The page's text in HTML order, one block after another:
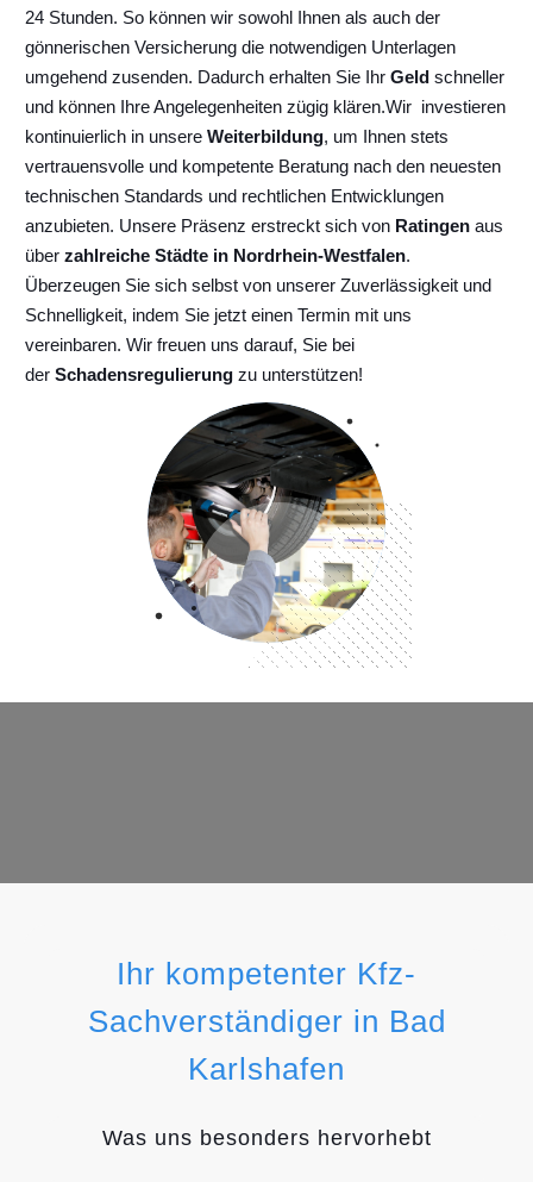
24 Stunden. So können wir sowohl Ihnen als auch der
gönnerischen Versicherung die notwendigen Unterlagen
umgehend zusenden. Dadurch erhalten Sie Ihr Geld schneller
und können Ihre Angelegenheiten zügig klären.Wir investieren
kontinuierlich in unsere Weiterbildung, um Ihnen stets
vertrauensvolle und kompetente Beratung nach den neuesten
technischen Standards und rechtlichen Entwicklungen
anzubieten. Unsere Präsenz erstreckt sich von Ratingen aus
über zahlreiche Städte in Nordrhein-Westfalen.
Überzeugen Sie sich selbst von unserer Zuverlässigkeit und
Schnelligkeit, indem Sie jetzt einen Termin mit uns
vereinbaren. Wir freuen uns darauf, Sie bei
der Schadensregulierung zu unterstützen!
Ihr kompetenter Kfz-
Sachverständiger in Bad
Karlshafen
Was uns besonders hervorhebt